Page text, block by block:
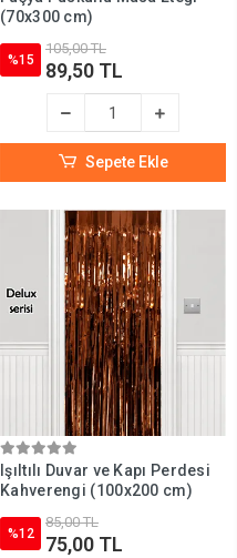
(70x300 cm)
%15
105,00 TL
89,50 TL
Sepete Ekle
Işıltılı Duvar ve Kapı Perdesi
Kahverengi (100x200 cm)
%12
85,00 TL
75,00 TL